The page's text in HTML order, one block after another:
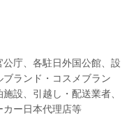
庁、各駐日外国公館、設
ランド・コスメブラン
設、引越し・配送業者、
カー日本代理店等